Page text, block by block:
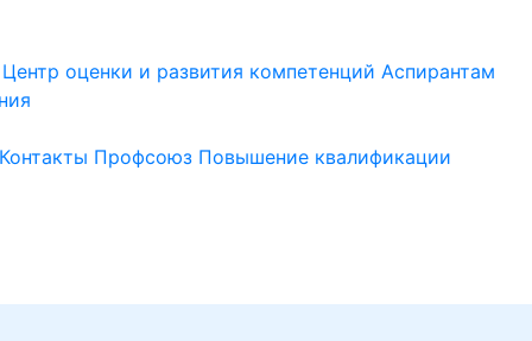
Центр оценки и развития компетенций Аспирантам
Контакты Профсоюз Повышение квалификации